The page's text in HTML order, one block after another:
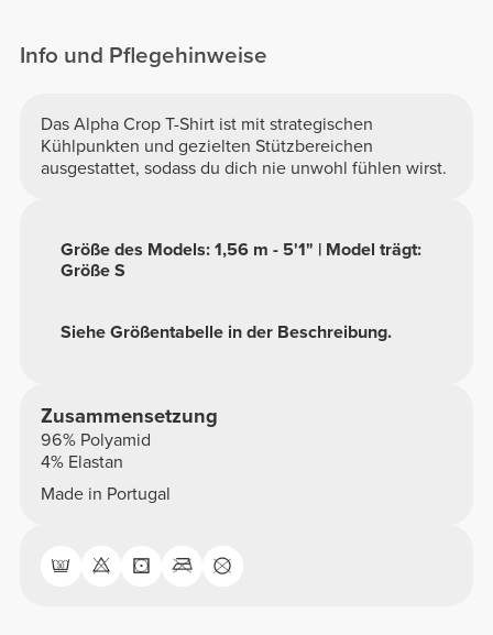
Info und Pflegehinweise
Das Alpha Crop T-Shirt ist mit strategischen
Kühlpunkten und gezielten Stützbereichen
ausgestattet, sodass du dich nie unwohl fühlen wirst.
Siehe Größentabelle in der Beschreibung.
Größe des Models: 1,56 m - 5'1" | Model trägt:
Größe S
Zusammensetzung
96% Polyamid
4% Elastan
Made in Portugal